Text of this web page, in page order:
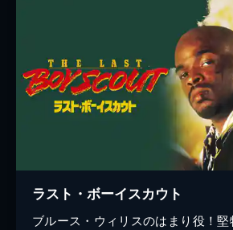
ラスト・ボーイスカウト
ブルース・ウィリスのはまり役！堅